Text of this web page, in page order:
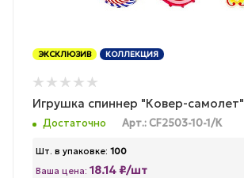
ЭКСКЛЮЗИВ КОЛЛЕКЦИЯ
Игрушка спиннер "Ковер-самолет"
Достаточно Арт.: CF2503-10-1/К
Шт. в упаковке: 100
Ваша цена: 18.14 ₽/шт